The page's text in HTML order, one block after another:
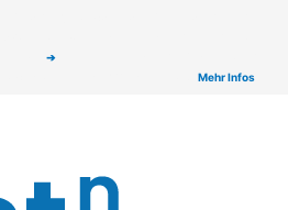
➔
Mehr Infos